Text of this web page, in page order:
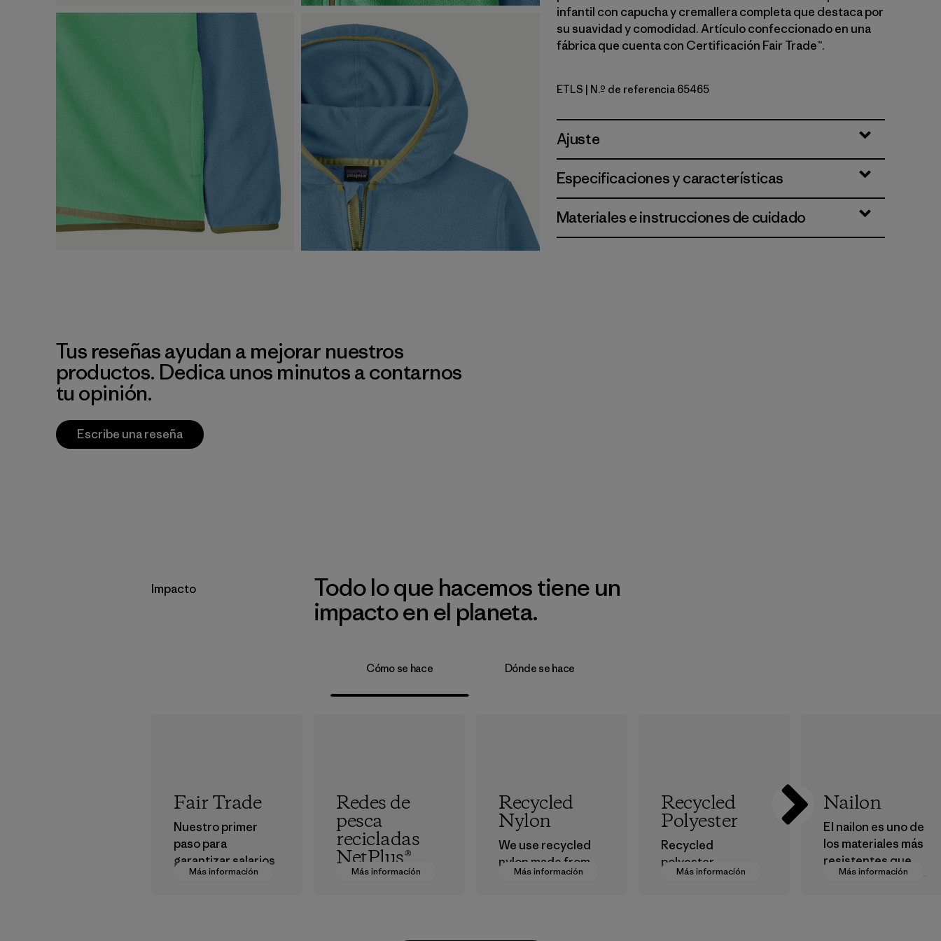
infantil con capucha y cremallera completa que destaca por
su suavidad y comodidad. Artículo confeccionado en una
fábrica que cuenta con Certificación Fair Trade™.
Early Teal w/Shore Blue
ETLS | N.º de referencia 65465
Ajuste
Especificaciones y características
Materiales e instrucciones de cuidado
Tus reseñas ayudan a mejorar nuestros
productos. Dedica unos minutos a contarnos
tu opinión.
Escribe una reseña
Impacto
Todo lo que hacemos tiene un
impacto en el planeta.
Cómo se hace Dónde se hace
Más información
Fair Trade
Nuestro primer
paso para
garantizar salarios
dignos en nuestra
Más información
Redes de
pesca
recicladas
NetPlus®
Más información
Recycled
Nylon
We use recycled
nylon made from
postindustrial
Más información
Recycled
Polyester
Recycled
polyester
decreases our
Más información
Nailon
El nailon es uno de
los materiales más
resistentes que
usamos en nuestra